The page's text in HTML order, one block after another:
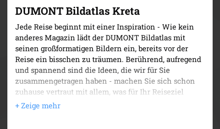
wichtigen Reiseinfos von A bis Z. Mit dem Rom-
Reiseführer von DuMont sind Ihnen traumhafte
Urlaubsmomente in der legendären Hauptstadt
Italiens garantiert!
DUMONT Bildatlas Kreta
Jede Reise beginnt mit einer Inspiration - Wie kein
anderes Magazin lädt der DUMONT Bildatlas mit
seinen großformatigen Bildern ein, bereits vor der
Reise ein bisschen zu träumen. Berührend, aufregend
und spannend sind die Ideen, die wir für Sie
zusammengetragen haben - machen Sie sich schon
zuhause vertraut mit allem, was für Ihr Reiseziel
wichtig und wissenswert ist. Wir präsentieren Ihnen
das Magazin mit überarbeiteten Inhalten, einem